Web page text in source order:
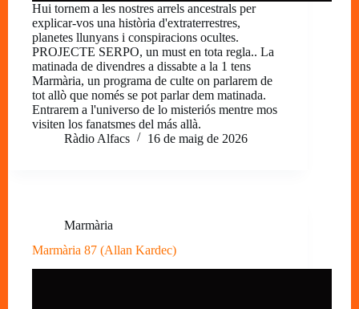
Hui tornem a les nostres arrels ancestrals per
explicar-vos una història d'extraterrestres,
planetes llunyans i conspiracions ocultes.
PROJECTE SERPO, un must en tota regla.. La
matinada de divendres a dissabte a la 1 tens
Marmària, un programa de culte on parlarem de
tot allò que només se pot parlar dem matinada.
Entrarem a l'universo de lo misteriós mentre mos
visiten los fanatsmes del más allà.
Ràdio Alfacs
16 de maig de 2026
Marmària
Marmària 87 (Allan Kardec)